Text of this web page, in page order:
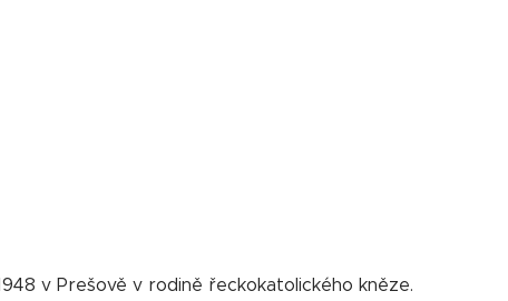
v Prešově v rodině řeckokatolického kněze.